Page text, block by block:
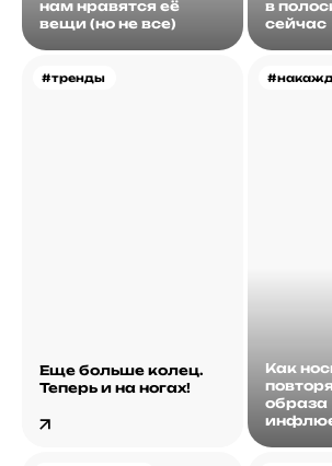
нам нравятся её
вещи (но не все)
в
сейчас
#тренды
Еще больше колец.
Теперь и на ногах!
Как
образа